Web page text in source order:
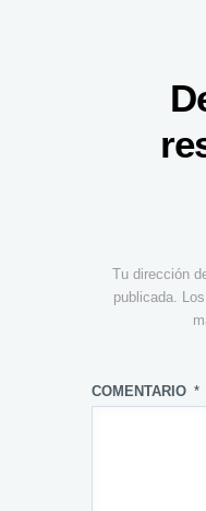
Tu dirección
publicada.
COMENTARIO *